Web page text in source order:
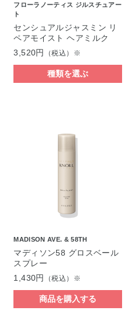
フローラノーティス ジルスチュアー
ト
センシュアルジャスミン リ
ペアモイスト ヘアミルク
3,520円
（税込）※
種類を選ぶ
MADISON AVE. & 58TH
マディソン58 グロスベール
スプレー
1,430円
（税込）※
商品を購入する